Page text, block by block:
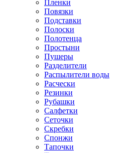
Пленки
Повязки
Подставки
Полоски
Полотенца
Простыни
Пушеры
Разделители
Распылители воды
Расчески
Резинки
Рубашки
Салфетки
Сеточки
Скребки
Спонжи
Тапочки